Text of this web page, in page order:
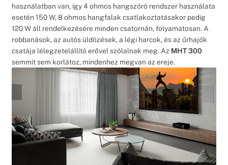
használatban van, így 4 ohmos hangszóró rendszer használata
esetén 150 W, 8 ohmos hangfalak csatlakoztatásakor pedig
120 W áll rendelkezésére minden csatornán, folyamatosan. A
robbanások, az autós üldözések, a légi harcok, és az űrhajók
csatája lélegzetelállító erővel szólalnak meg. Az MHT 300
semmit sem korlátoz, mindenhez megvan az ereje.